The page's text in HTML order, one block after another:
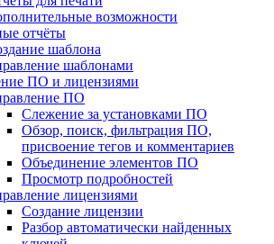
возможности
отчёты
шаблона
шаблонами
ПО и лицензиями
ПО
Слежение за установками ПО
Обзор, поиск, фильтрация ПО,
присвоение тегов и комментариев
Объединение элементов ПО
Просмотр подробностей
лицензиями
Создание лицензии
Разбор автоматически найденных